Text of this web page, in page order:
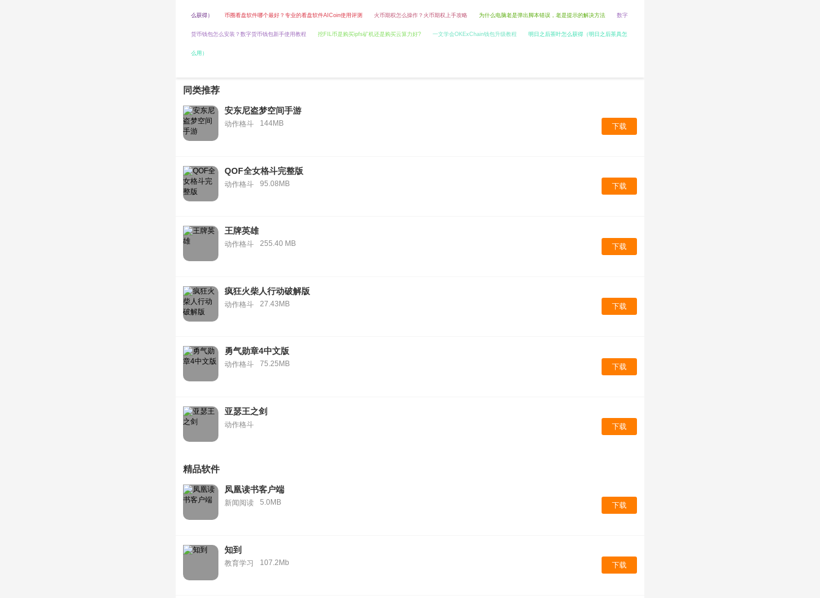
么获得） 币圈看盘软件哪个最好？专业的看盘软件AICoin使用评测 火币期权怎么操作？火币期权上手攻略 为什么电脑老是弹出脚本错误，老是提示的解决方法 数字
货币钱包怎么安装？数字货币钱包新手使用教程 挖FIL币是购买ipfs矿机还是购买云算力好? 一文学会OKExChain钱包升级教程 明日之后茶叶怎么获得（明日之后茶具怎
么用）
同类推荐
安东尼盗梦空间手游
动作格斗 144MB 下载
QOF全女格斗完整版
动作格斗 95.08MB 下载
王牌英雄
动作格斗 255.40 MB 下载
疯狂火柴人行动破解版
动作格斗 27.43MB 下载
勇气勋章4中文版
动作格斗 75.25MB 下载
亚瑟王之剑
动作格斗 下载
精品软件
凤凰读书客户端
新闻阅读 5.0MB 下载
知到
教育学习 107.2Mb 下载